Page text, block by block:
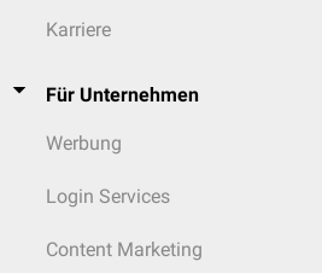
Karriere
Für Unternehmen
Werbung
Login Services
Content Marketing